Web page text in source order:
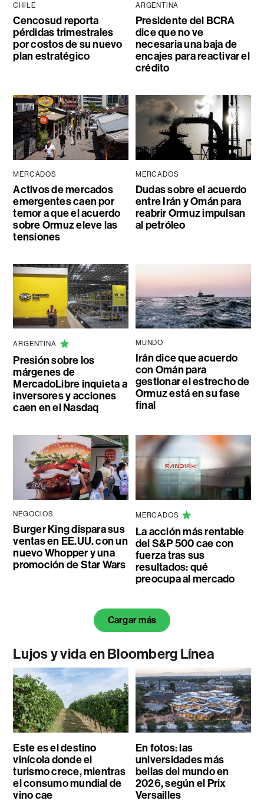
CHILE
Cencosud reporta
pérdidas trimestrales
por costos de su nuevo
plan estratégico
ARGENTINA
Presidente del BCRA
dice que no ve
necesaria una baja de
encajes para reactivar el
crédito
MERCADOS
Activos de mercados
emergentes caen por
temor a que el acuerdo
sobre Ormuz eleve las
tensiones
MERCADOS
Dudas sobre el acuerdo
entre Irán y Omán para
reabrir Ormuz impulsan
al petróleo
ARGENTINA
Presión sobre los
márgenes de
MercadoLibre inquieta a
inversores y acciones
caen en el Nasdaq
MUNDO
Irán dice que acuerdo
con Omán para
gestionar el estrecho de
Ormuz está en su fase
final
NEGOCIOS
Burger King dispara sus
ventas en EE.UU. con un
nuevo Whopper y una
promoción de Star Wars
MERCADOS
La acción más rentable
del S&P 500 cae con
fuerza tras sus
resultados: qué
preocupa al mercado
Cargar más
Lujos y vida en Bloomberg Línea
Este es el destino
vinícola donde el
turismo crece, mientras
el consumo mundial de
vino cae
En fotos: las
universidades más
bellas del mundo en
2026, según el Prix
Versailles